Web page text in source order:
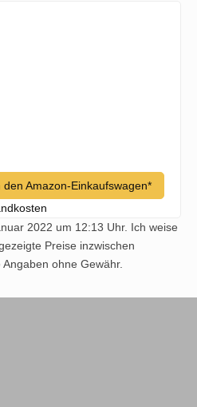
den Amazon-Einkaufswagen*
2022 um 12:13 Uhr. Ich weise
Preise inzwischen
ohne Gewähr.